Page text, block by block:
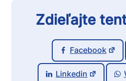
Zdieľajte
Facebook
Linkedin